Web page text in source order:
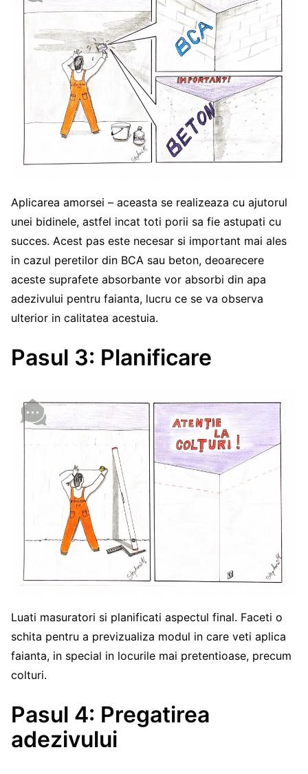
Aplicarea amorsei – aceasta se realizeaza cu ajutorul
unei bidinele, astfel incat toti porii sa fie astupati cu
succes. Acest pas este necesar si important mai ales
in cazul peretilor din BCA sau beton, deoarecere
aceste suprafete absorbante vor absorbi din apa
adezivului pentru faianta, lucru ce se va observa
ulterior in calitatea acestuia.
Pasul 3: Planificare
Luati masuratori si planificati aspectul final. Faceti o
schita pentru a previzualiza modul in care veti aplica
faianta, in special in locurile mai pretentioase, precum
colturi.
Pasul 4: Pregatirea
adezivului